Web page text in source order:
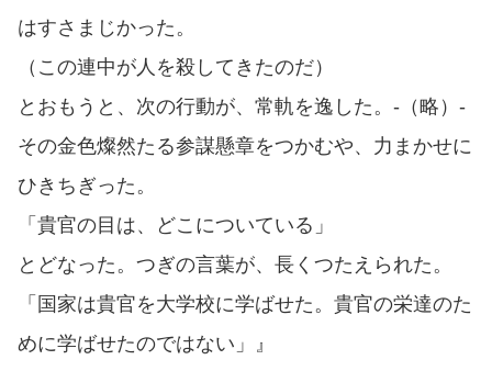
はすさまじかった。
（この連中が人を殺してきたのだ）
とおもうと、次の行動が、常軌を逸した。-（略）-
その金色燦然たる参謀懸章をつかむや、力まかせに
ひきちぎった。
「貴官の目は、どこについている」
とどなった。つぎの言葉が、長くつたえられた。
「国家は貴官を大学校に学ばせた。貴官の栄達のた
めに学ばせたのではない」』